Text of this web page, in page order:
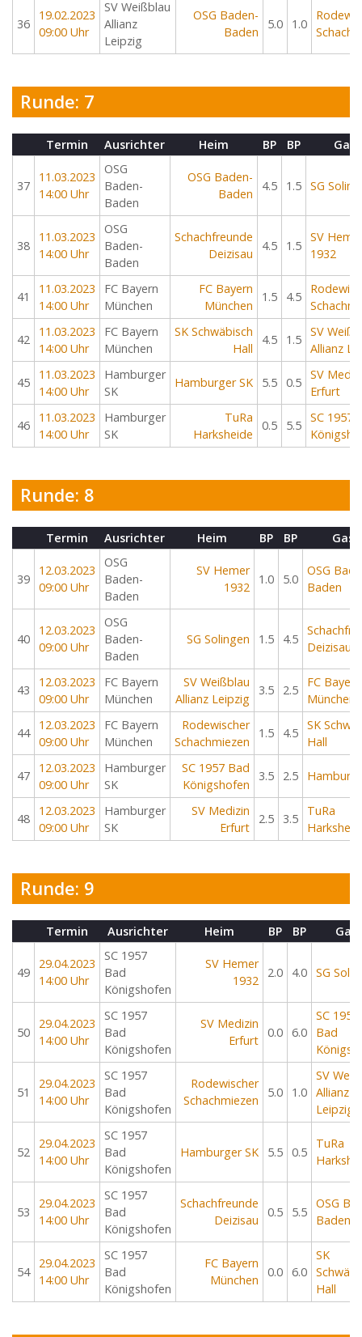
36
19.02.2023
09:00 Uhr
SV Weißblau
Allianz
Leipzig
OSG Baden-
Baden
5.0 1.0
Runde: 7
Termin Ausrichter Heim BP BP Gast
37
11.03.2023
14:00 Uhr
OSG
Baden-
Baden
OSG Baden-
Baden
4.5 1.5 SG
38
11.03.2023
14:00 Uhr
OSG
Baden-
Baden
Schachfreunde
Deizisau
4.5 1.5
SV
1932
41
11.03.2023
14:00 Uhr
FC Bayern
München
FC Bayern
München
1.5 4.5
42
11.03.2023
14:00 Uhr
FC Bayern
München
SK Schwäbisch
Hall
4.5 1.5
SV
Allianz
45
11.03.2023
14:00 Uhr
Hamburger
SK
Hamburger SK 5.5 0.5
SV
Erfurt
46
11.03.2023
14:00 Uhr
Hamburger
SK
TuRa
Harksheide
0.5 5.5
SC 1957
Runde: 8
Termin Ausrichter Heim BP BP Gast
39
12.03.2023
09:00 Uhr
OSG
Baden-
Baden
SV Hemer
1932
1.0 5.0
OSG
Baden
40
12.03.2023
09:00 Uhr
OSG
Baden-
Baden
SG Solingen 1.5 4.5
Deizisau
43
12.03.2023
09:00 Uhr
FC Bayern
München
SV Weißblau
Allianz Leipzig
3.5 2.5
FC Bayern
München
44
12.03.2023
09:00 Uhr
FC Bayern
München
Rodewischer
Schachmiezen
1.5 4.5
SK
Hall
47
12.03.2023
09:00 Uhr
Hamburger
SK
SC 1957 Bad
Königshofen
3.5 2.5
48
12.03.2023
09:00 Uhr
Hamburger
SK
SV Medizin
Erfurt
2.5 3.5
TuRa
Runde: 9
Termin Ausrichter Heim BP BP Gast
49
29.04.2023
14:00 Uhr
SC 1957
Bad
Königshofen
SV Hemer
1932
2.0 4.0 SG
50
29.04.2023
14:00 Uhr
SC 1957
Bad
Königshofen
SV Medizin
Erfurt
0.0 6.0
SC 1957
Bad
51
29.04.2023
14:00 Uhr
SC 1957
Bad
Königshofen
Rodewischer
Schachmiezen
5.0 1.0
SV
Allianz
Leipzig
52
29.04.2023
14:00 Uhr
SC 1957
Bad
Königshofen
Hamburger SK 5.5 0.5
TuRa
53
29.04.2023
14:00 Uhr
SC 1957
Bad
Königshofen
Schachfreunde
Deizisau
0.5 5.5
OSG
Baden
54
29.04.2023
14:00 Uhr
SC 1957
Bad
Königshofen
FC Bayern
München
0.0 6.0
SK
Hall